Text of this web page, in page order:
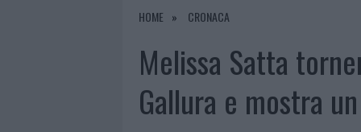
6 AGOSTO 2026
|
HOME CRONACA
Melissa Satta
Gallura e mostra